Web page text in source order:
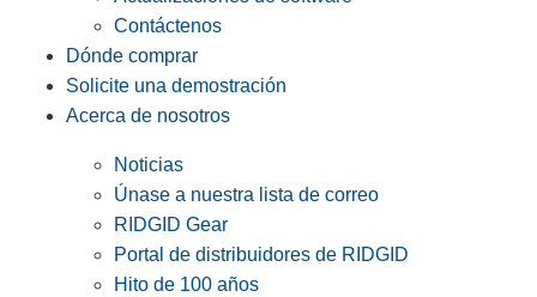
Contáctenos
Dónde comprar
Solicite una demostración
Acerca de nosotros
Noticias
Únase a nuestra lista de correo
RIDGID Gear
Portal de distribuidores de RIDGID
Hito de 100 años